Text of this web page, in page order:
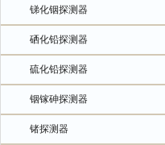
锑化铟探测器
硒化铅探测器
硫化铅探测器
铟镓砷探测器
锗探测器